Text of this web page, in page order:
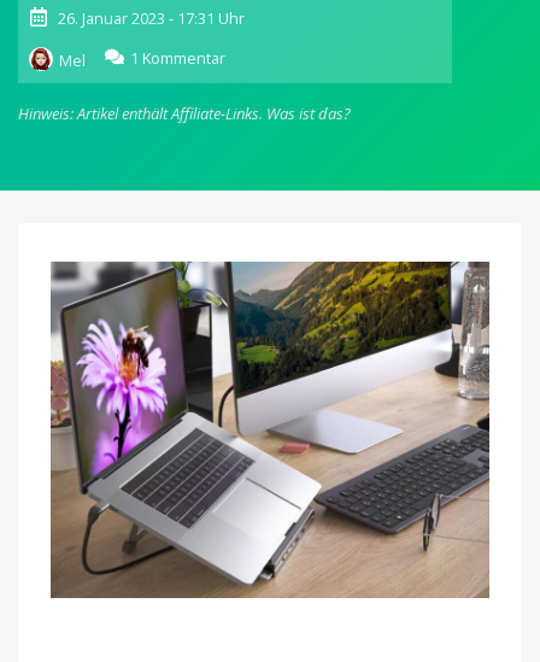
26. Januar 2023 - 17:31 Uhr
Mel
1 Kommentar
Hama
Connect2Office
Stand:
Dockingstation
Anschlüssen
und
Extras
Hinweis: Artikel enthält Affiliate-Links. Was ist das?